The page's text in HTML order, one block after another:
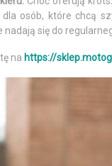
osób, które chcą
się do
na https://